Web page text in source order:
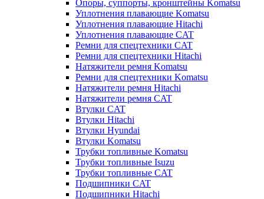
Опоры, суппорты, кронштейны Komatsu
Уплотнения плавающие Komatsu
Уплотнения плавающие Hitachi
Уплотнения плавающие CAT
Ремни для спецтехники CAT
Ремни для спецтехники Hitachi
Натяжители ремня Komatsu
Ремни для спецтехники Komatsu
Натяжители ремня Hitachi
Натяжители ремня CAT
Втулки CAT
Втулки Hitachi
Втулки Hyundai
Втулки Komatsu
Трубки топливные Komatsu
Трубки топливные Isuzu
Трубки топливные CAT
Подшипники CAT
Подшипники Hitachi